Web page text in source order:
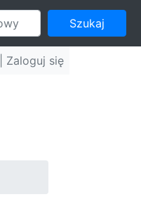
Szukaj
Zaloguj się